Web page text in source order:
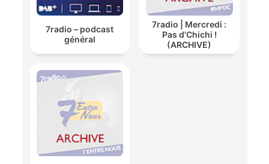
7radio – podcast
général
7radio | Mercredi :
Pas d'Chichi !
(ARCHIVE)